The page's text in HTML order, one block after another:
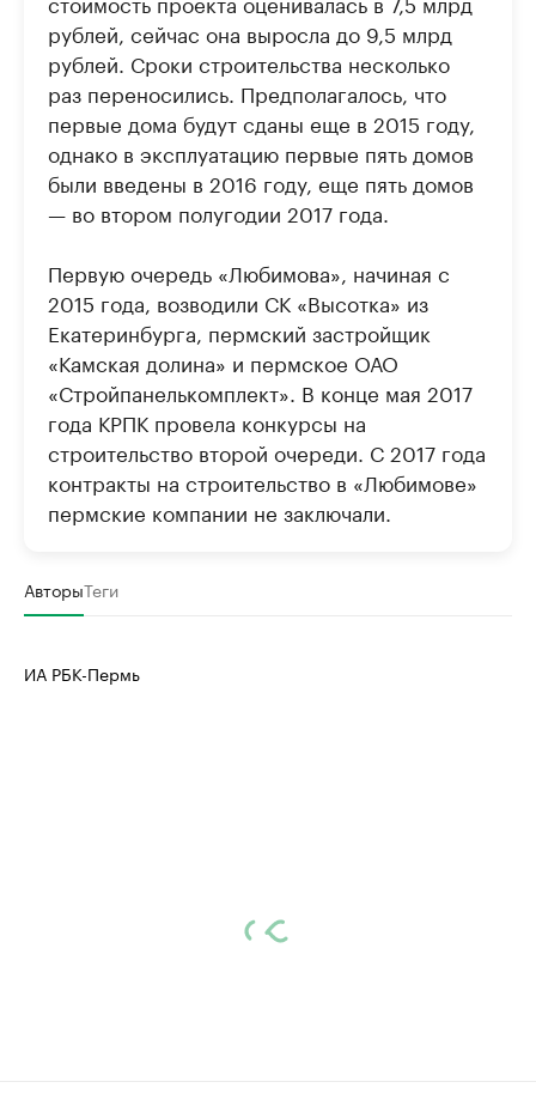
рублей, сейчас она выросла до 9,5 млрд
рублей. Сроки строительства несколько
раз переносились. Предполагалось, что
первые дома будут сданы еще в 2015 году,
однако в эксплуатацию первые пять домов
были введены в 2016 году, еще пять домов
— во втором полугодии 2017 года.
Первую очередь «Любимова», начиная с
2015 года, возводили СК «Высотка» из
Екатеринбурга, пермский застройщик
«Камская долина» и пермское ОАО
«Стройпанелькомплект». В конце мая 2017
года КРПК провела конкурсы на
строительство второй очереди. С 2017 года
контракты на строительство в «Любимове»
пермские компании не заключали.
АвторыТеги
ИА РБК-Пермь